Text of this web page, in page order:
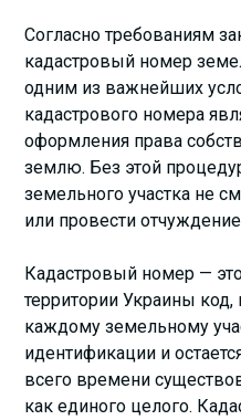
Согласно требованиям
кадастровый номер
одним из важнейших
кадастрового номера
оформления права
землю. Без этой
земельного участка не
или провести
Кадастровый номер —
территории Украины
каждому земельному
идентификации и
всего времени
как единого целого.